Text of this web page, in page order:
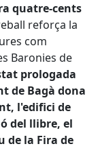
quatre-cents
reforça la
com
Baronies de
prologada
de Bagà dona
l'edifici de
del llibre, el
de la Fira de